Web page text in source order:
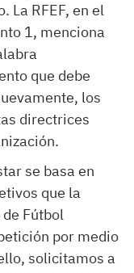
La RFEF, en el
1, menciona
que debe
los
directrices
se basa en
que la
Fútbol
por medio
solicitamos a